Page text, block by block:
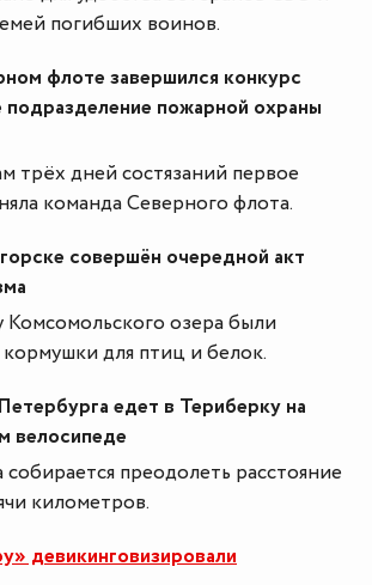
погибших воинов.
флоте завершился конкурс
пожарной охраны
трёх дней состязаний первое
команда Северного флота.
совершён очередной акт
Комсомольского озера были
для птиц и белок.
едет в Териберку на
велосипеде
преодолеть расстояние
километров.
девикинговизировали